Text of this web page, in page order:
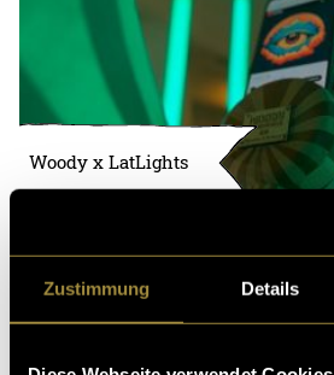
Zustimmung Details
Woody x LatLights